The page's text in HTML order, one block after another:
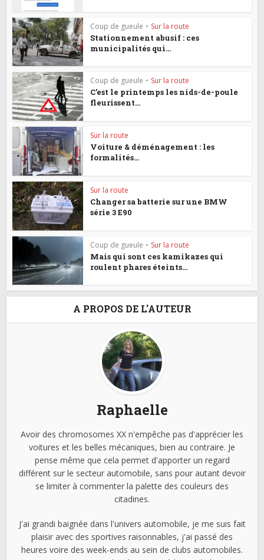
Coup de gueule • Sur la route
Stationnement abusif : ces
municipalités qui...
Coup de gueule • Sur la route
C’est le printemps les nids-de-poule
fleurissent...
Sur la route
Voiture & déménagement : les
formalités...
Sur la route
Changer sa batterie sur une BMW
série 3 E90
Coup de gueule • Sur la route
Mais qui sont ces kamikazes qui
roulent phares éteints...
A PROPOS DE L'AUTEUR
Raphaelle
Avoir des chromosomes XX n'empêche pas d'apprécier les
voitures et les belles mécaniques, bien au contraire. Je
pense même que cela permet d'apporter un regard
différent sur le secteur automobile, sans pour autant devoir
se limiter à commenter la palette des couleurs des
citadines.
J'ai grandi baignée dans l'univers automobile, je me suis fait
plaisir avec des sportives raisonnables, j'ai passé des
heures voire des week-ends au sein de clubs automobiles.